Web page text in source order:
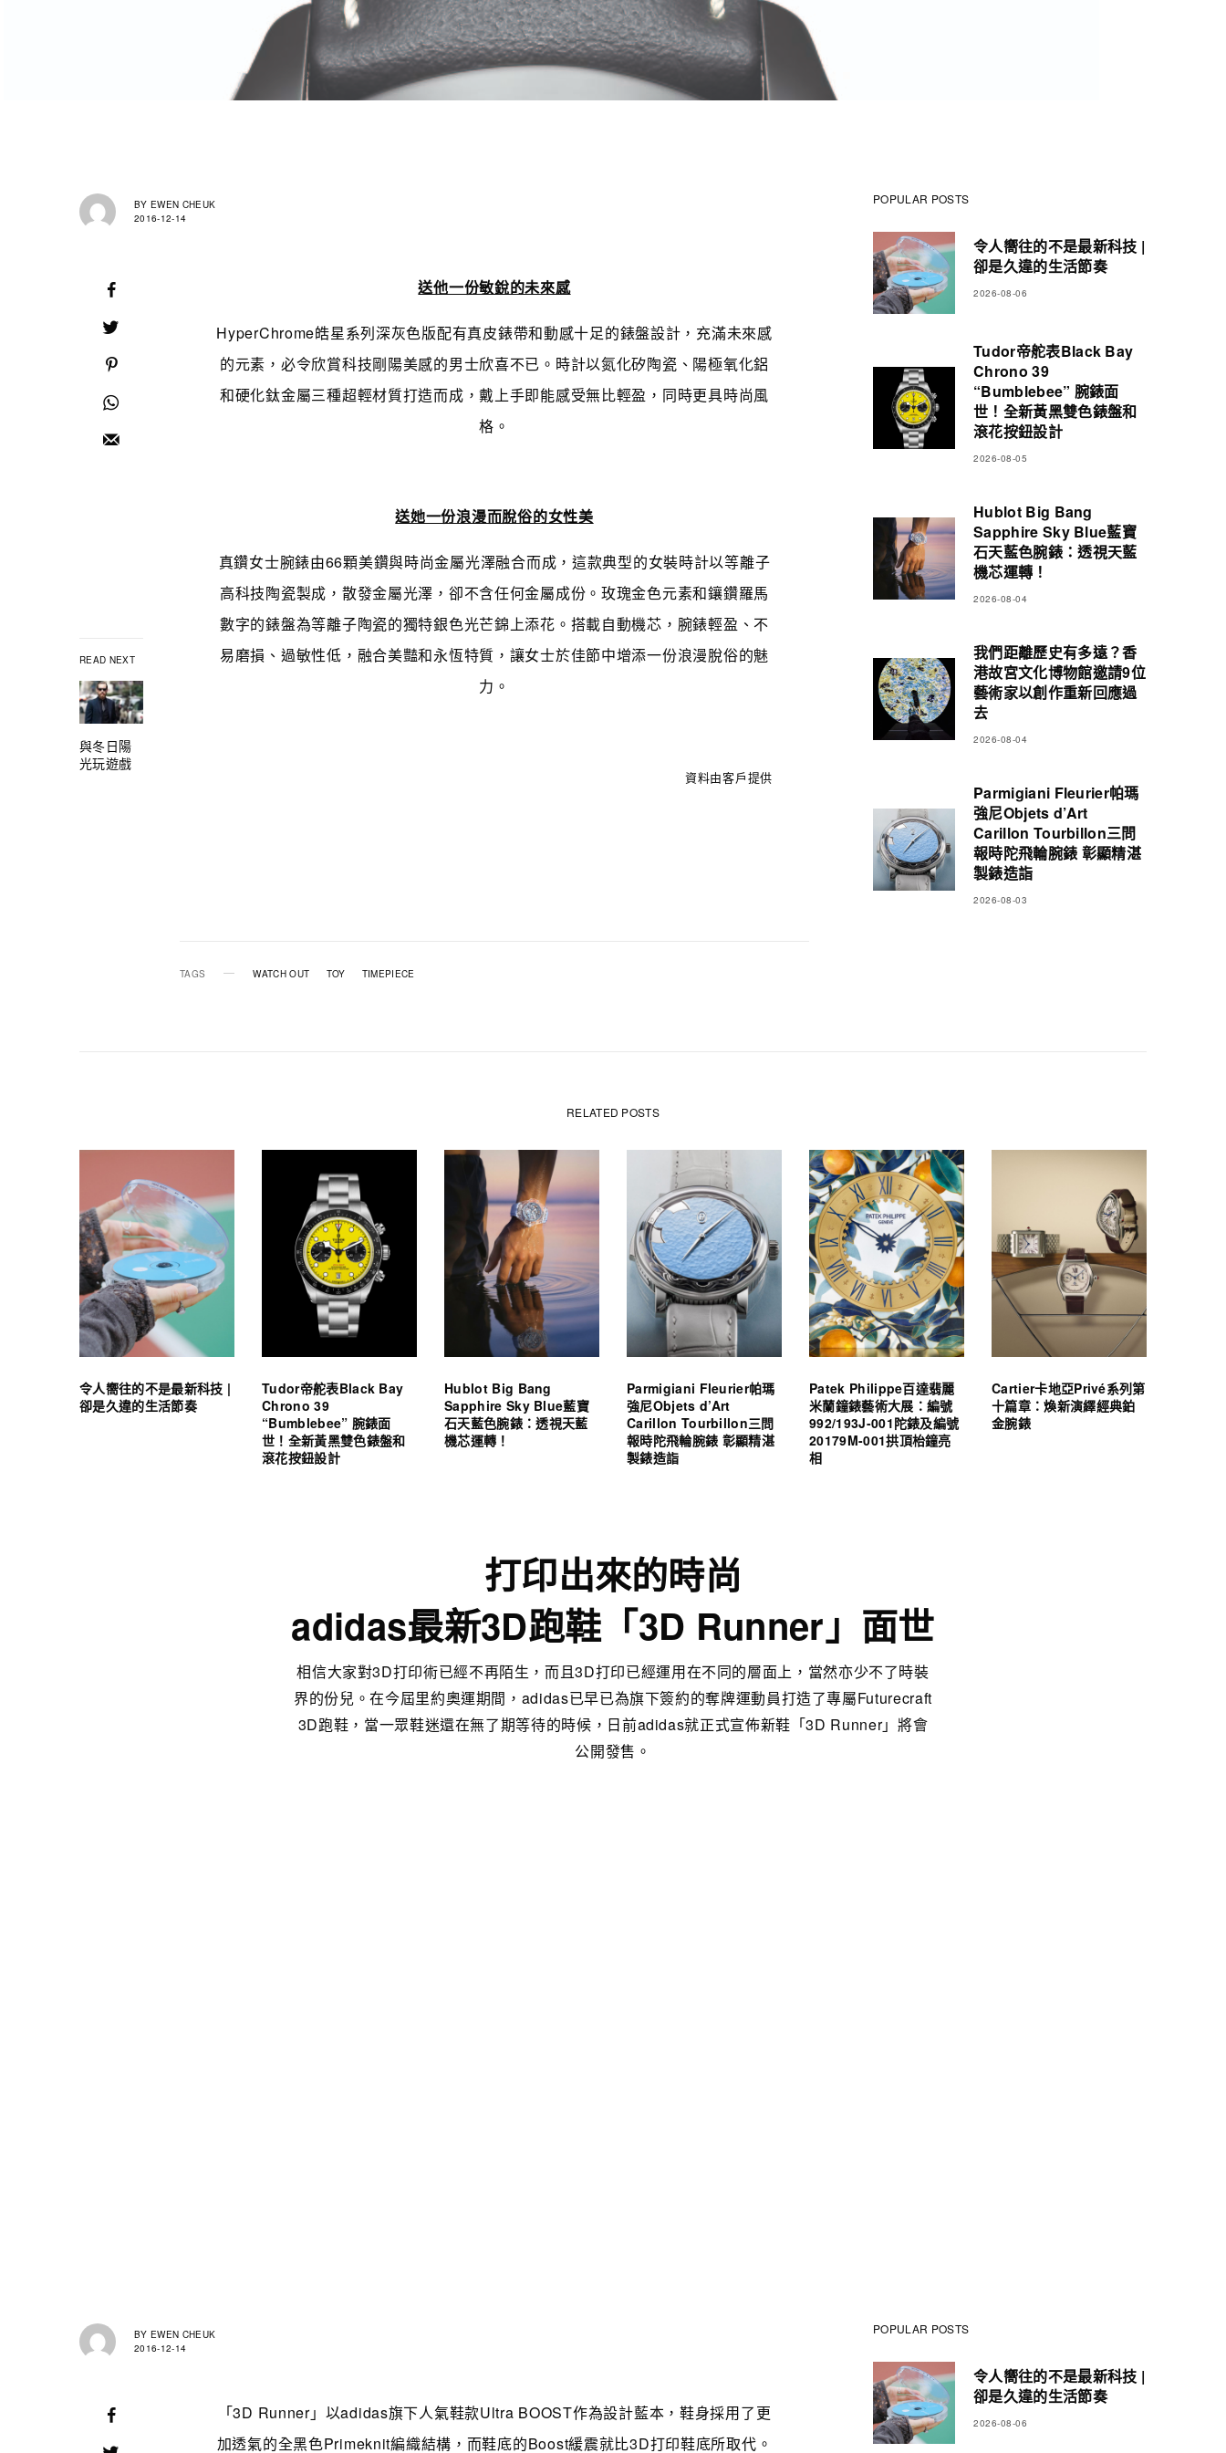
BY EWEN CHEUK
2016-12-14
READ NEXT
與冬日陽
光玩遊戲
送他一份敏銳的未來感
HyperChrome皓星系列深灰色版配有真皮錶帶和動感十足的錶盤設計，充滿未來感
的元素，必令欣賞科技剛陽美感的男士欣喜不已。時計以氮化矽陶瓷、陽極氧化鋁
和硬化鈦金屬三種超輕材質打造而成，戴上手即能感受無比輕盈，同時更具時尚風
格。
送她一份浪漫而脫俗的女性美
真鑽女士腕錶由66顆美鑽與時尚金屬光澤融合而成，這款典型的女裝時計以等離子
高科技陶瓷製成， 散發金屬光澤，卻不含任何金屬成份。玫瑰金色元素和鑲鑽羅馬
數字的錶盤為等離子陶瓷的獨特銀色光芒錦上添花。搭載自動機芯，腕錶輕盈、不
易磨損、過敏性低，融合美豔和永恆特質，讓女士於佳節中增添一份浪漫脫俗的魅
力。
資料由客戶提供
TAGS WATCH OUT TOY TIMEPIECE
POPULAR POSTS
令人嚮往的不是最新科技 |
卻是久違的生活節奏
2026-08-06
Tudor帝舵表Black Bay
Chrono 39
“Bumblebee” 腕錶面
世！全新黃黑雙色錶盤和
滾花按鈕設計
2026-08-05
Hublot Big Bang
Sapphire Sky Blue藍寶
石天藍色腕錶：透視天藍
機芯運轉！
2026-08-04
我們距離歷史有多遠？香
港故宮文化博物館邀請9位
藝術家以創作重新回應過
去
2026-08-04
Parmigiani Fleurier帕瑪
強尼Objets d’Art
Carillon Tourbillon三問
報時陀飛輪腕錶 彰顯精湛
製錶造詣
2026-08-03
RELATED POSTS
令人嚮往的不是最新科技 |
卻是久違的生活節奏
Tudor帝舵表Black Bay
Chrono 39
“Bumblebee” 腕錶面
世！全新黃黑雙色錶盤和
滾花按鈕設計
Hublot Big Bang
Sapphire Sky Blue藍寶
石天藍色腕錶：透視天藍
機芯運轉！
Parmigiani Fleurier帕瑪
強尼Objets d’Art
Carillon Tourbillon三問
報時陀飛輪腕錶 彰顯精湛
製錶造詣
Patek Philippe百達翡麗
米蘭鐘錶藝術大展：編號
992/193J-001陀錶及編號
20179M-001拱頂枱鐘亮
相
Cartier卡地亞Privé系列第
十篇章：煥新演繹經典鉑
金腕錶
打印出來的時尚
adidas最新3D跑鞋「3D Runner」面世
相信大家對3D打印術已經不再陌生，而且3D打印已經運用在不同的層面上，當然亦少不了時裝
界的份兒。在今屆里約奧運期間，adidas已早已為旗下簽約的奪牌運動員打造了專屬Futurecraft
3D跑鞋，當一眾鞋迷還在無了期等待的時候，日前adidas就正式宣佈新鞋「3D Runner」將會
公開發售。
BY EWEN CHEUK
2016-12-14
「3D Runner」以adidas旗下人氣鞋款Ultra BOOST作為設計藍本，鞋身採用了更
加透氣的全黑色Primeknit編織結構，而鞋底的Boost緩震就比3D打印鞋底所取代。
POPULAR POSTS
令人嚮往的不是最新科技 |
卻是久違的生活節奏
2026-08-06